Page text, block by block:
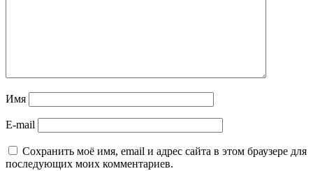
Имя
E-mail
Сохранить моё имя, email и адрес сайта в этом браузере для
последующих моих комментариев.